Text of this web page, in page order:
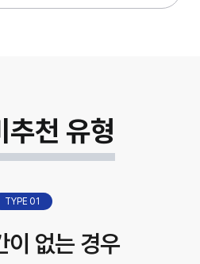
추천 유형
TYPE 01
이 없는 경우